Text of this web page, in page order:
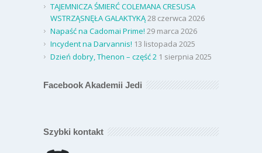
TAJEMNICZA ŚMIERĆ COLEMANA CRESUSA
WSTRZĄSNĘŁA GALAKTYKĄ28 czerwca 2026
Napaść na Cadomai Prime! 29 marca 2026
Incydent na Darvannis! 13 listopada 2025
Dzień dobry, Thenon – część 2 1 sierpnia 2025
Facebook Akademii Jedi
Szybki kontakt